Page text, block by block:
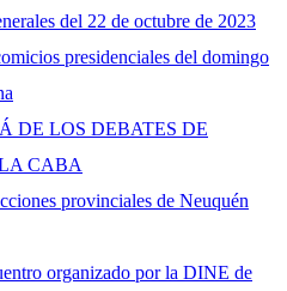
del 22 de octubre de 2023
presidenciales del domingo
DE LOS DEBATES DE
CABA
provinciales de Neuquén
organizado por la DINE de